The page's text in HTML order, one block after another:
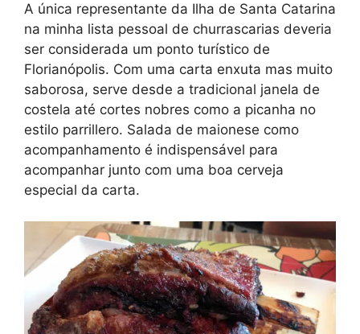
A única representante da Ilha de Santa Catarina
na minha lista pessoal de churrascarias deveria
ser considerada um ponto turístico de
Florianópolis. Com uma carta enxuta mas muito
saborosa, serve desde a tradicional janela de
costela até cortes nobres como a picanha no
estilo parrillero. Salada de maionese como
acompanhamento é indispensável para
acompanhar junto com uma boa cerveja
especial da carta.